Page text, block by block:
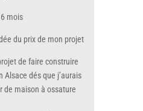
mois
du prix de mon projet
de faire construire
Alsace dés que j’aurais
de maison à ossature